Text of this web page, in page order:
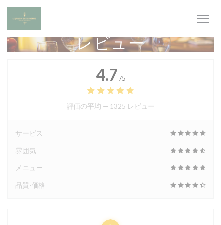
クッキー利用の管理について
レビュー
4.7 /5
評価の平均 — 1325 レビュー
サービス
雰囲気
メニュー
品質-価格